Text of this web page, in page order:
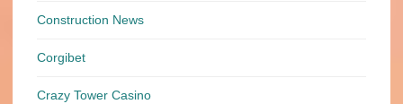
Construction News
Corgibet
Crazy Tower Сasino